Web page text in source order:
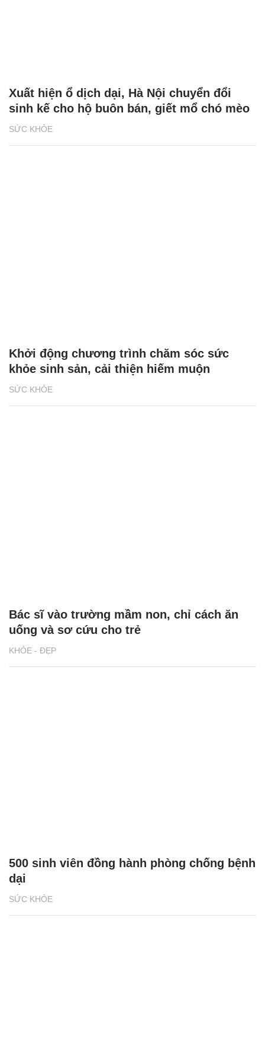
SỨC KHỎE
Xuất hiện ổ dịch dại, Hà Nội chuyển đổi
sinh kế cho hộ buôn bán, giết mổ chó mèo
SỨC KHỎE
Khởi động chương trình chăm sóc sức
khỏe sinh sản, cải thiện hiếm muộn
KHỎE - ĐẸP
Bác sĩ vào trường mầm non, chỉ cách ăn
uống và sơ cứu cho trẻ
SỨC KHỎE
500 sinh viên đồng hành phòng chống bệnh
dại